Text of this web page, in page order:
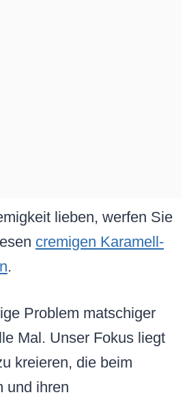
lieben, werfen Sie
cremigen Karamell-
.
Problem matschiger
Mal. Unser Fokus liegt
kreieren, die beim
und ihren